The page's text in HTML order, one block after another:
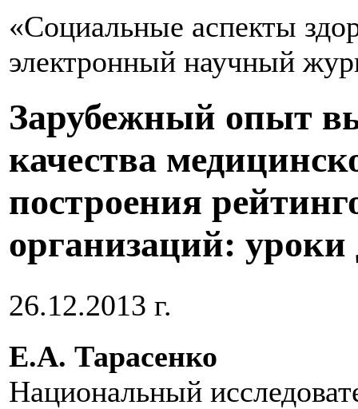
«Социальные аспекты
электронный научный
Зарубежный опыт
качества
построения
организаций: уроки
26.12.2013 г.
Е.А. Тарасенко
Национальный